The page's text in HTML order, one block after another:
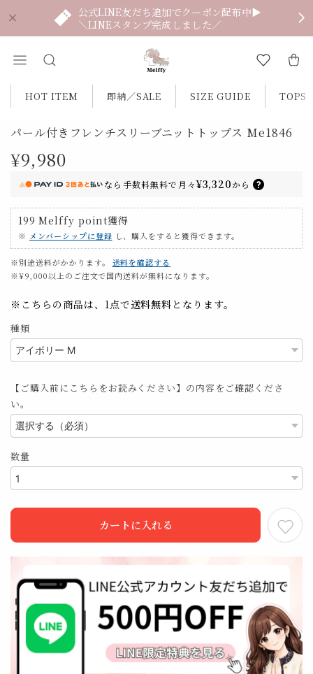
公式LINE友だち追加でクーポン配布中▶
＼LINEスタンプ完成しました／
HOT ITEM 即納／SALE SIZE GUIDE TOPS
パール付きフレンチスリーブニットトップス Me1846
¥9,980
なら 手数料無料で 月々¥3,320から
199 Melffy point獲得
※ メンバーシップに登録 し、購入をすると獲得できます。
※別途送料がかかります。
送料を確認する
※¥9,000以上のご注文で国内送料が無料になります。
※こちらの商品は、1点で送料無料 となります。
種類
【ご購入前にこちらをお読みください】の内容をご確認くださ
い。
数量
カートに入れる